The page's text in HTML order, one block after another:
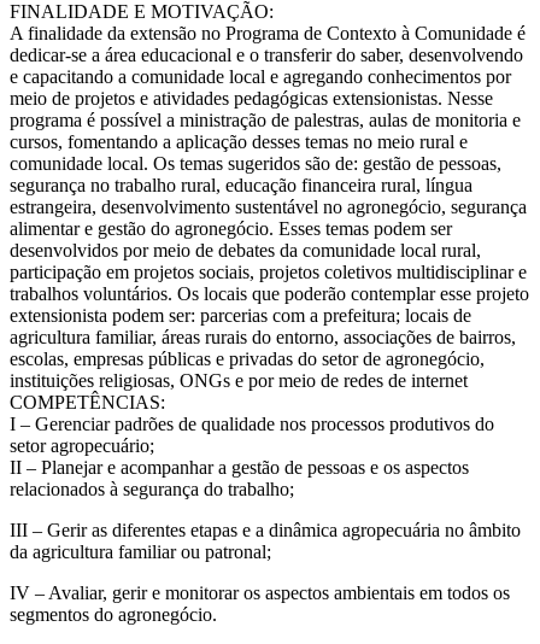
FINALIDADE E MOTIVAÇÃO:
A finalidade da extensão no Programa de Contexto à Comunidade é
dedicar-se a área educacional e o transferir do saber, desenvolvendo
e capacitando a comunidade local e agregando conhecimentos por
meio de projetos e atividades pedagógicas extensionistas. Nesse
programa é possível a ministração de palestras, aulas de monitoria e
cursos, fomentando a aplicação desses temas no meio rural e
comunidade local. Os temas sugeridos são de: gestão de pessoas,
segurança no trabalho rural, educação financeira rural, língua
estrangeira, desenvolvimento sustentável no agronegócio, segurança
alimentar e gestão do agronegócio. Esses temas podem ser
desenvolvidos por meio de debates da comunidade local rural,
participação em projetos sociais, projetos coletivos multidisciplinar e
trabalhos voluntários. Os locais que poderão contemplar esse projeto
extensionista podem ser: parcerias com a prefeitura; locais de
agricultura familiar, áreas rurais do entorno, associações de bairros,
escolas, empresas públicas e privadas do setor de agronegócio,
instituições religiosas, ONGs e por meio de redes de internet
COMPETÊNCIAS:
I – Gerenciar padrões de qualidade nos processos produtivos do
setor agropecuário;
II – Planejar e acompanhar a gestão de pessoas e os aspectos
relacionados à segurança do trabalho;
III – Gerir as diferentes etapas e a dinâmica agropecuária no âmbito
da agricultura familiar ou patronal;
IV – Avaliar, gerir e monitorar os aspectos ambientais em todos os
segmentos do agronegócio.